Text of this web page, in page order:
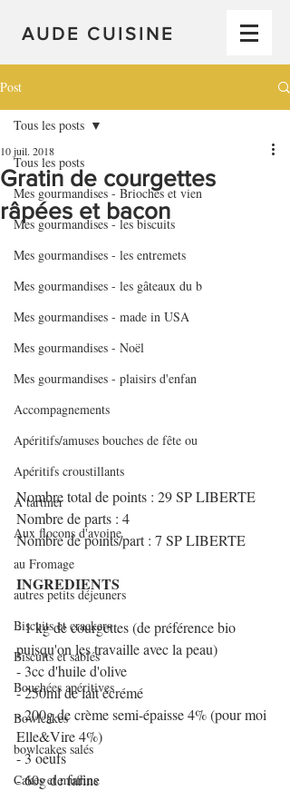
AUDE CUISINE
Post
Tous les posts
Mes gourmandises - Brioches et vien
Mes gourmandises - les biscuits
Mes gourmandises - les entremets
Mes gourmandises - les gâteaux du b
Mes gourmandises - made in USA
Mes gourmandises - Noël
Mes gourmandises - plaisirs d'enfan
Accompagnements
Apéritifs/amuses bouches de fête ou
Apéritifs croustillants
A tartiner
Aux flocons d'avoine
au Fromage
autres petits déjeuners
Biscuits et crackers
Biscuits et sablés
Bouchées apéritives
Bowlcakes
bowlcakes salés
Cakes et muffins
Tous les posts
Gratin de courgettes
râpées et bacon
10 juil. 2018
Nombre total de points : 29 SP LIBERTE
Nombre de parts : 4
Nombre de points/part : 7 SP LIBERTE
INGREDIENTS
- 1 kg de courgettes (de préférence bio
puisqu'on les travaille avec la peau)
- 3cc d'huile d'olive
- 250ml de lait écrémé
- 200g de crème semi-épaisse 4% (pour moi
Elle&Vire 4%)
- 3 oeufs
- 60g de farine